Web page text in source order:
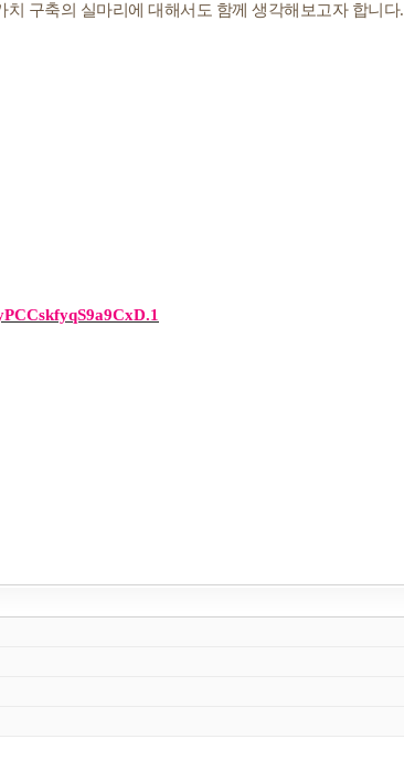
치 구축의 실마리에 대해서도 함께 생각해보고자 합니다.